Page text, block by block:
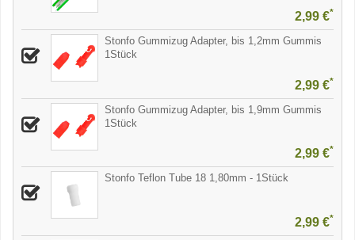
2,99 €*
Stonfo Gummizug Adapter, bis 1,2mm Gummis
1Stück
2,99 €*
Stonfo Gummizug Adapter, bis 1,9mm Gummis
1Stück
2,99 €*
Stonfo Teflon Tube 18 1,80mm - 1Stück
2,99 €*